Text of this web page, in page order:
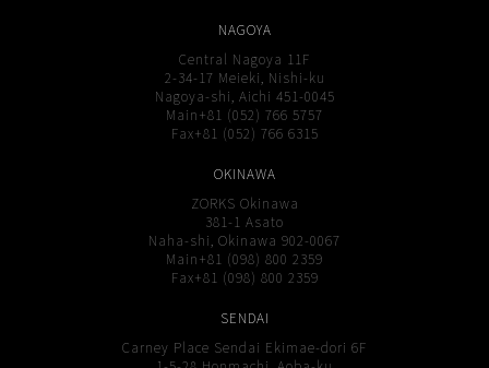
NAGOYA
Central Nagoya 11F
2-34-17 Meieki, Nishi-ku
Nagoya-shi, Aichi 451-0045
Main+81 (052) 766 5757
Fax+81 (052) 766 6315
OKINAWA
ZORKS Okinawa
381-1 Asato
Naha-shi, Okinawa 902-0067
Main+81 (098) 800 2359
Fax+81 (098) 800 2359
SENDAI
Carney Place Sendai Ekimae-dori 6F